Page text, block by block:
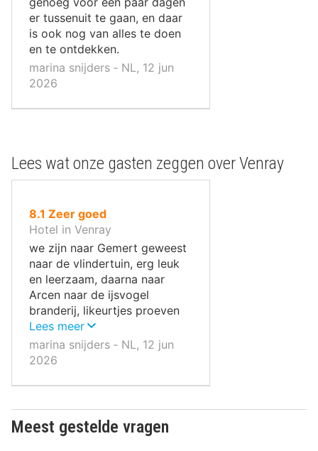
er tussenuit te gaan, en daar
is ook nog van alles te doen
en te ontdekken.
marina snijders ‐ NL, 12 jun
2026
Lees wat onze gasten zeggen over Venray
8.1 uit
10
Zeer goed
Hotel in Venray
we zijn naar Gemert geweest
naar de vlindertuin, erg leuk
en leerzaam, daarna naar
Arcen naar de ijsvogel
branderij, likeurtjes proeven
ook interessant en lekker,
lunch daar was ook smaakvol.
In Venray zelf op de dag van
Lees meer
marina snijders ‐ NL, 12 jun
2026
Meest gestelde vragen